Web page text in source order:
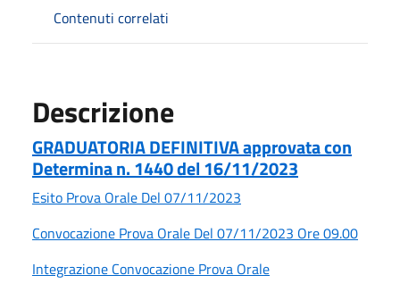
Contenuti correlati
Descrizione
GRADUATORIA DEFINITIVA approvata con
Determina n. 1440 del 16/11/2023
Esito Prova Orale Del 07/11/2023
Convocazione Prova Orale Del 07/11/2023 Ore 09.00
Integrazione Convocazione Prova Orale